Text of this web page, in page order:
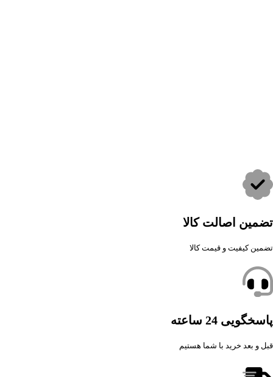
تضمین اصالت کالا
تضمین کیفیت و قیمت کالا
پاسخگویی 24 ساعته
قبل و بعد خرید با شما هستیم